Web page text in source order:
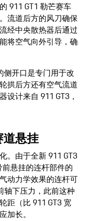
911 GT1 勒芒赛车
流道后方的风刀确保
经中央散热器后通过
将空气向外引导，确
侧开口是专门用于改
拱后方还有空气流道
设计来自 911 GT3，
悬挂
。由于全新 911 GT3
悬挂的连杆部件的
动力学效果的连杆可
轴下压力，此前这种
距（比 911 GT3 宽
加长。